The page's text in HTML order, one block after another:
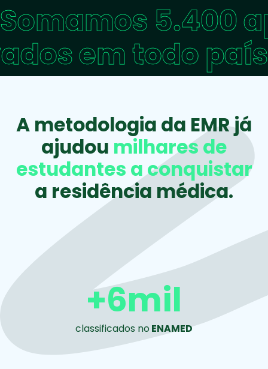
Somamos 5.400
em todo país
A metodologia da EMR já
ajudou milhares de
estudantes a conquistar
a residência médica.
+6mil
classificados no ENAMED